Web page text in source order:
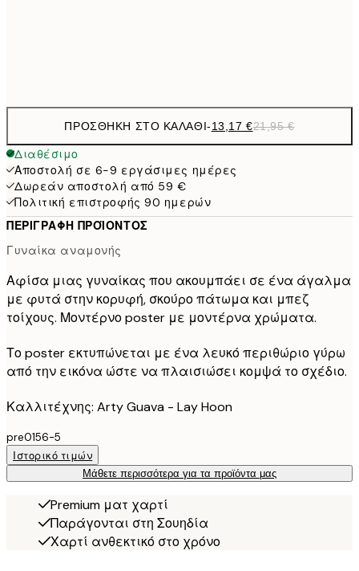
ΠΡΟΣΘΉΚΗ ΣΤΟ ΚΑΛΆΘΙ-13,17 €21,95 €
Διαθέσιμο
Αποστολή σε 6-9 εργάσιμες ημέρες
Δωρεάν αποστολή από 59 €
Πολιτική επιστροφής 90 ημερών
ΠΕΡΙΓΡΑΦΉ ΠΡΟΪΌΝΤΟΣ
Γυναίκα αναμονής
Αφίσα μιας γυναίκας που ακουμπάει σε ένα άγαλμα
με φυτά στην κορυφή, σκούρο πάτωμα και μπεζ
τοίχους. Μοντέρνο poster με μοντέρνα χρώματα.
Το poster εκτυπώνεται με ένα λευκό περιθώριο γύρω
από την εικόνα ώστε να πλαισιώσει κομψά το σχέδιο.
Καλλιτέχνης: Arty Guava - Lay Hoon
pre0156-5
Ιστορικό τιμών
Μάθετε περισσότερα για τα προϊόντα μας
Premium ματ χαρτί
Παράγονται στη Σουηδία
Χαρτί ανθεκτικό στο χρόνο